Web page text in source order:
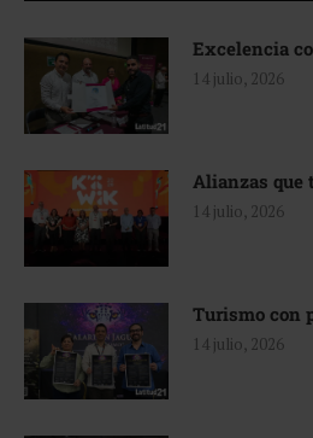
Excelencia
14 julio, 2026
Alianzas que
14 julio, 2026
Turismo con
14 julio, 2026